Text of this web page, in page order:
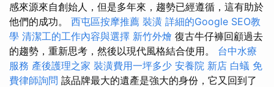
感來源來自創始人，但是多年來，趨勢已經遵循，這有助於
他們的成功。 西屯區按摩推薦 裝潢 詳細的Google SEO教
學 清潔工的工作內容與選擇 新竹外燴 復古牛仔褲回顧過去
的趨勢，重新思考，然後以現代風格結合使用。 台中水療
服務 產後護理之家 裝潢費用一坪多少 安養院 新店 白蟻 免
費律師詢問 該品牌最大的遺產是強大的身份，它又回到了